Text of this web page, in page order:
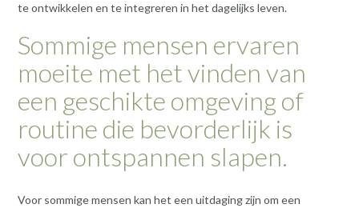
te ontwikkelen en te integreren in het dagelijks leven.
Sommige mensen ervaren
moeite met het vinden van
een geschikte omgeving of
routine die bevorderlijk is
voor ontspannen slapen.
Voor sommige mensen kan het een uitdaging zijn om een